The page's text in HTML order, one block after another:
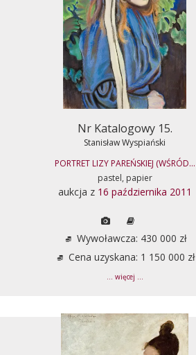
Nr Katalogowy 15.
Stanisław Wyspiański
PORTRET LIZY PAREŃSKIEJ (WŚRÓD...
pastel, papier
aukcja z 16 października 2011
Wywoławcza: 430 000 zł
Cena uzyskana: 1 150 000 zł
... więcej ...